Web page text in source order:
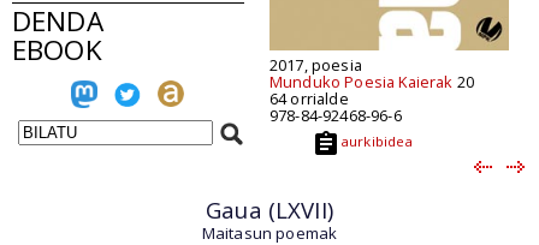
DENDA
EBOOK 2017, poesia
Munduko Poesia Kaierak 20
64 orrialde
978-84-92468-96-6
aurkibidea
Gaua (LXVII)
Maitasun poemak